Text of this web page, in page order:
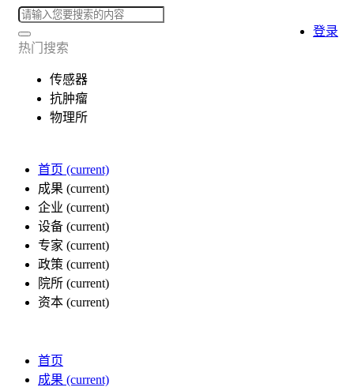
热门搜索
传感器
抗肿瘤
物理所
首页 (current)
成果 (current)
企业 (current)
设备 (current)
专家 (current)
政策 (current)
院所 (current)
资本 (current)
登录
首页
成果 (current)